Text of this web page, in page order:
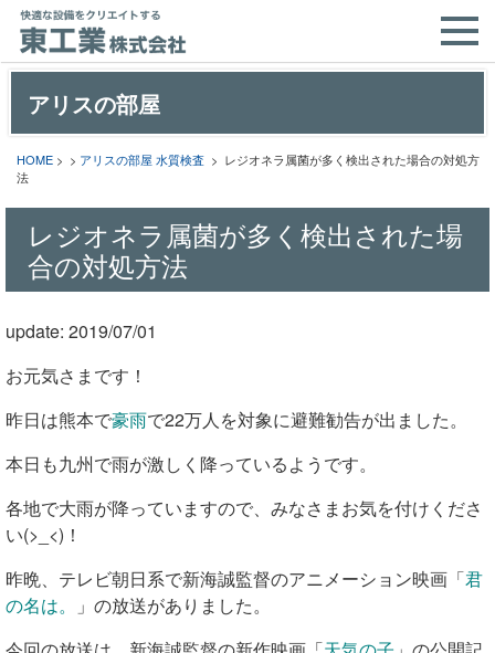
アリスの部屋
HOME > > アリスの部屋 水質検査 > レジオネラ属菌が多く検出された場合の対処方
法
レジオネラ属菌が多く検出された場
合の対処方法
update: 2019/07/01
お元気さまです！
昨日は熊本で豪雨で22万人を対象に避難勧告が出ました。
本日も九州で雨が激しく降っているようです。
各地で大雨が降っていますので、みなさまお気を付けくださ
い(>_<)！
昨晩、テレビ朝日系で新海誠監督のアニメーション映画「君
の名は。
」の放送がありました。